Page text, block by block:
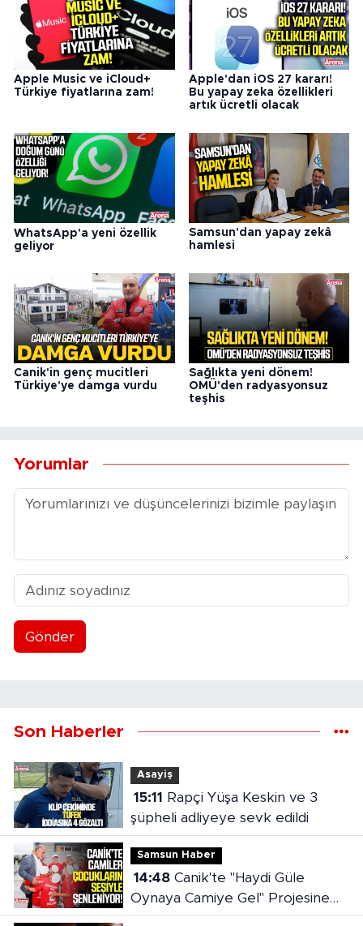
Apple Music ve iCloud+
Türkiye fiyatlarına zam!
Apple'dan iOS 27 kararı!
Bu yapay zeka özellikleri
artık ücretli olacak
WhatsApp'a yeni özellik
geliyor
Samsun'dan yapay zekâ
hamlesi
Canik'in genç mucitleri
Türkiye'ye damga vurdu
Sağlıkta yeni dönem!
OMÜ'den radyasyonsuz
teşhis
Yorumlar
Gönder
Son Haberler
Asayiş
15:11
şüpheli adliyeye sevk edildi
Samsun Haber
14:48Canik'te "Haydi Güle
Oynaya Camiye Gel" Projesine
yoğun ilgi